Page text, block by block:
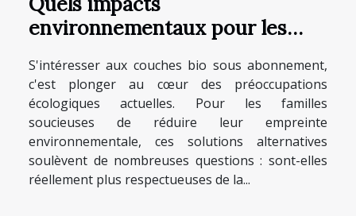
environnementaux pour les
S'intéresser aux couches bio sous abonnement,
c'est plonger au cœur des préoccupations
écologiques actuelles. Pour les familles
soucieuses de réduire leur empreinte
environnementale, ces solutions alternatives
soulèvent de nombreuses questions : sont-elles
réellement plus respectueuses de la...